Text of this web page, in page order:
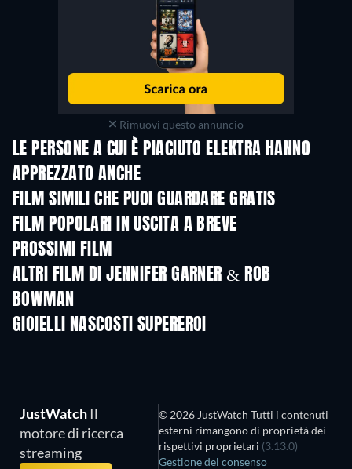
Rimuovi questo annuncio
LE PERSONE A CUI È PIACIUTO ELEKTRA HANNO
APPREZZATO ANCHE
FILM SIMILI CHE PUOI GUARDARE GRATIS
FILM POPOLARI IN USCITA A BREVE
PROSSIMI FILM
ALTRI FILM DI JENNIFER GARNER & ROB
BOWMAN
GIOIELLI NASCOSTI SUPEREROI
TV
JustWatch Il
motore di ricerca
streaming
© 2026 JustWatch Tutti i contenuti
esterni rimangono di proprietà dei
rispettivi proprietari (3.13.0)
Gestione del consenso